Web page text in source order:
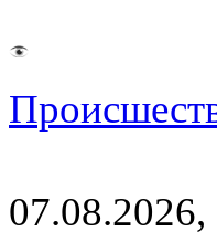
07.08.2026,